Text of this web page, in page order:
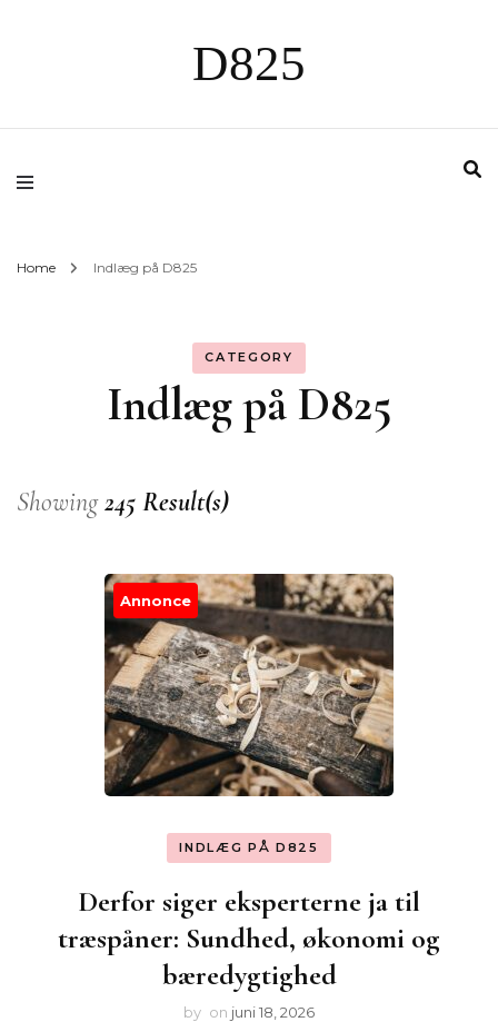
D825
Home Indlæg på D825
CATEGORY
Indlæg på D825
Showing245 Result(s)
Annonce
INDLÆG PÅ D825
Derfor siger eksperterne ja til
træspåner: Sundhed, økonomi og
bæredygtighed
by on juni 18, 2026